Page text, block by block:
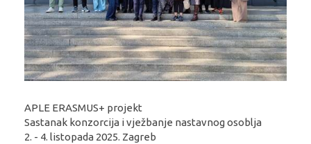
APLE ERASMUS+ projekt
Sastanak konzorcija i vježbanje nastavnog osoblja
2. - 4. listopada 2025. Zagreb